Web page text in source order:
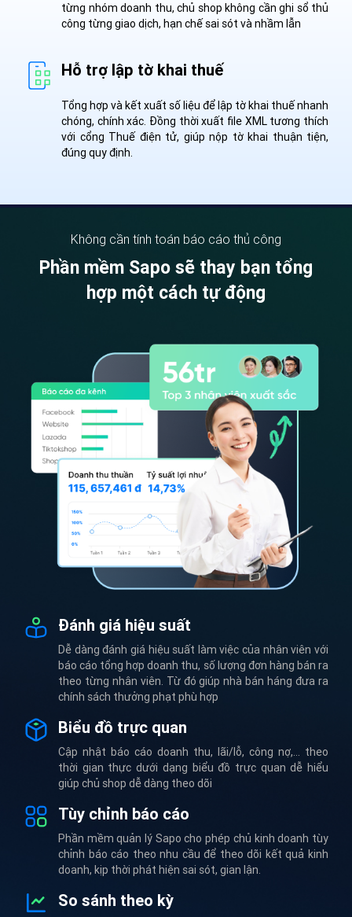
từng nhóm doanh thu, chủ shop không cần ghi sổ thủ
công từng giao dịch, hạn chế sai sót và nhầm lẫn
Hỗ trợ lập tờ khai thuế
Tổng hợp và kết xuất số liệu để lập tờ khai thuế nhanh
chóng, chính xác. Đồng thời xuất file XML tương thích
với cổng Thuế điện tử, giúp nộp tờ khai thuận tiện,
đúng quy định.
Không cần tính toán báo cáo thủ công
Phần mềm Sapo sẽ thay bạn tổng
hợp một cách tự động
Đánh giá hiệu suất
Dễ dàng đánh giá hiệu suất làm việc của nhân viên với
báo cáo tổng hợp doanh thu, số lượng đơn hàng bán ra
theo từng nhân viên. Từ đó giúp nhà bán háng đưa ra
chính sách thưởng phạt phù hợp
Biểu đồ trực quan
Cập nhật báo cáo doanh thu, lãi/lỗ, công nợ,... theo
thời gian thực dưới dạng biểu đồ trực quan dễ hiểu
giúp chủ shop dễ dàng theo dõi
Tùy chỉnh báo cáo
Phần mềm quản lý Sapo cho phép chủ kinh doanh tùy
chỉnh báo cáo theo nhu cầu để theo dõi kết quả kinh
doanh, kịp thời phát hiện sai sót, gian lận.
So sánh theo kỳ